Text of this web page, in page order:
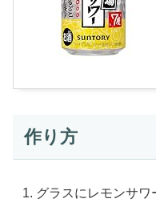
作り方
グラスにレモンサワ